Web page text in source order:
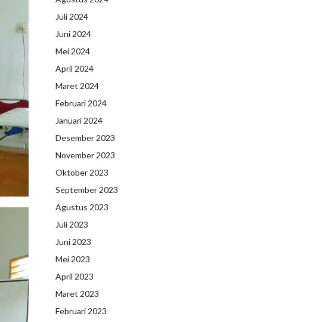
Juli 2024
Juni 2024
Mei 2024
April 2024
Maret 2024
Februari 2024
Januari 2024
Desember 2023
November 2023
Oktober 2023
September 2023
Agustus 2023
Juli 2023
Juni 2023
Mei 2023
April 2023
Maret 2023
Februari 2023